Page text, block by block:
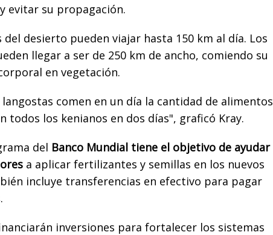
evitar su propagación.
del desierto pueden viajar hasta 150 km al día. Los
llegar a ser de 250 km de ancho, comiendo su
en vegetación.
langostas comen en un día la cantidad de alimentos
todos los kenianos en dos días", graficó Kray.
del Banco Mundial tiene el objetivo de ayudar
a aplicar fertilizantes y semillas en los nuevos
incluye transferencias en efectivo para pagar
inversiones para fortalecer los sistemas